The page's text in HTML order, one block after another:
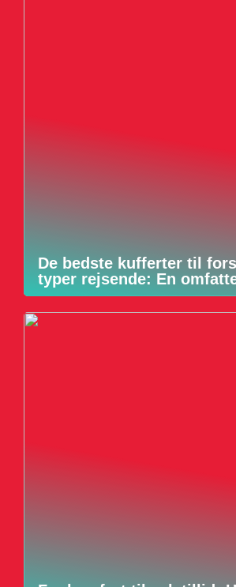
De bedste kufferter til
typer rejsende: En